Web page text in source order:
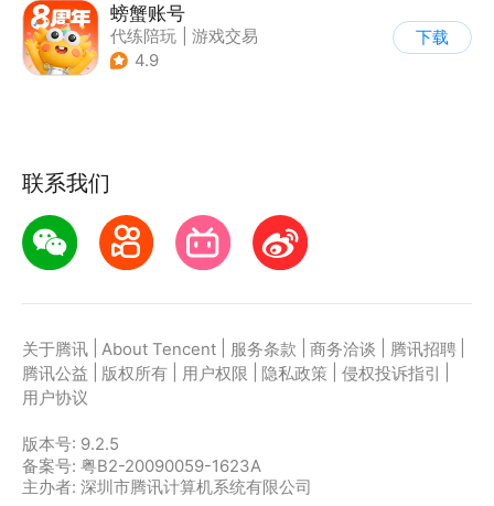
螃蟹账号
代练陪玩
游戏交易
| 游戏社区
4.9
下载
联系我们
关于腾讯 About Tencent 服务条款 商务洽谈 腾讯招聘
腾讯公益
版权所有 用户权限 隐私政策 侵权投诉指引
用户协议
版本号: 9.2.5
备案号: 粤B2-20090059-1623A
主办者: 深圳市腾讯计算机系统有限公司